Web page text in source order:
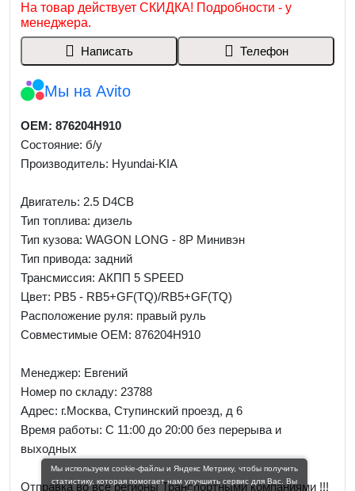
На товар действует СКИДКА! Подробности - у
менеджера.
Написать Телефон
Мы на Avito
OEM: 876204H910
Состояние: б/у
Производитель: Hyundai-KIA
Двигатель: 2.5 D4CB
Тип топлива: дизель
Тип кузова: WAGON LONG - 8P Минивэн
Тип привода: задний
Трансмиссия: AКПП 5 SPEED
Цвет: PB5 - RB5+GF(TQ)/RB5+GF(TQ)
Расположение руля: правый руль
Совместимые OEM: 876204H910
Менеджер: Евгений
Номер по складу: 23788
Адрес: г.Москва, Ступинский проезд, д 6
Время работы: С 11:00 до 20:00 без перерыва и
выходных
Отправка во все регионы Транспортными компаниями !!!
Мы используем cookie-файлы и Яндекс Метрику, чтобы получить
статистику, которая помогает нам улучшить сервис для Вас. Вы